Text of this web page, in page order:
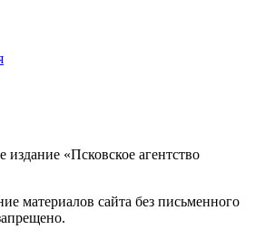
издание «Псковское агентство
материалов сайта без письменного